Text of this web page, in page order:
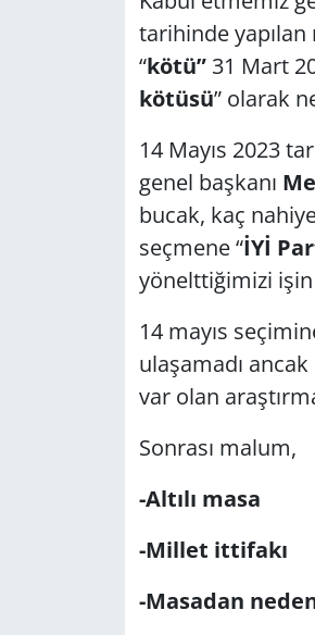
tarihinde
“kötü”31 Mart
kötüsü” olarak
14 Mayıs 2023
genel başkanı
bucak, kaç
seçmene “İYİ
yönelttiğimizi
14 mayıs
ulaşamadı
var olan
Sonrası malum,
-Altılı masa
-Millet ittifakı
-Masadan
GÜNDEM
HABERDE İNSAN
KÜLTÜR SANAT
MAGAZİN
POLİTİKA